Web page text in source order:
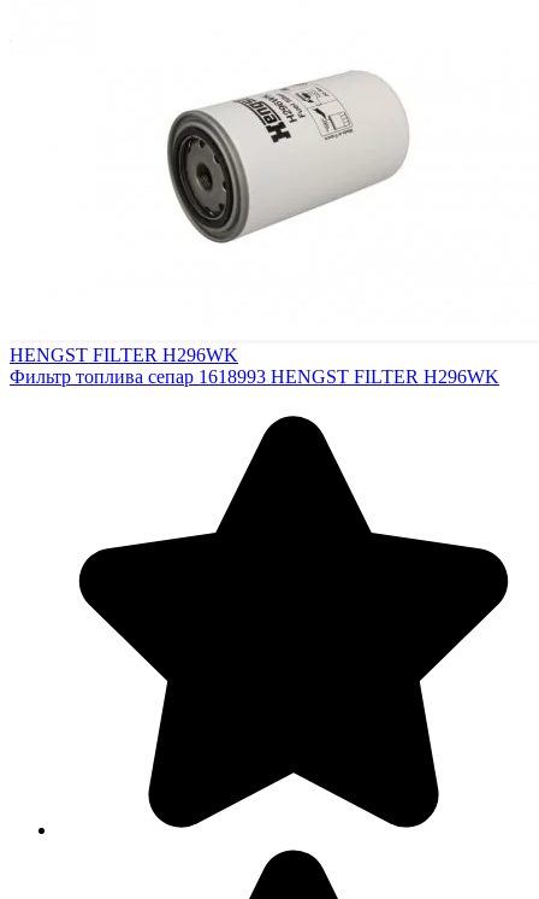
HENGST FILTER H296WK
Фильтр топлива сепар 1618993 HENGST FILTER H296WK